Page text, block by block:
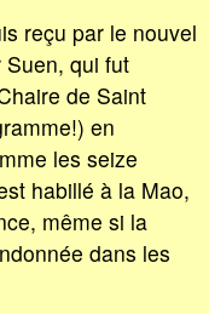
reçu par le nouvel
qui fut
de Saint
en
les seize
habillé à la Mao,
même si la
dans les